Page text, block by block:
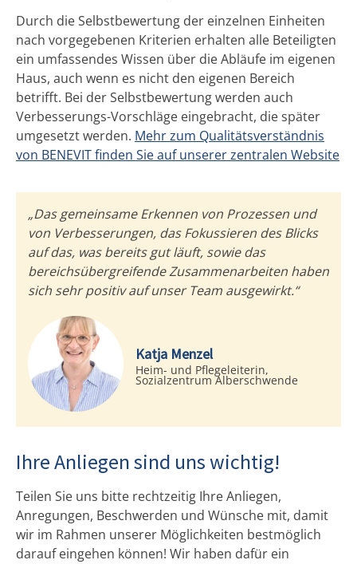
Durch die Selbstbewertung der einzelnen Einheiten
nach vorgegebenen Kriterien erhalten alle Beteiligten
ein umfassendes Wissen über die Abläufe im eigenen
Haus, auch wenn es nicht den eigenen Bereich
betrifft. Bei der Selbstbewertung werden auch
Verbesserungs-Vorschläge eingebracht, die später
umgesetzt werden. Mehr zum Qualitätsverständnis
von BENEVIT finden Sie auf unserer zentralen Website
„Das gemeinsame Erkennen von Prozessen und
von Verbesserungen, das Fokussieren des Blicks
auf das, was bereits gut läuft, sowie das
bereichsübergreifende Zusammenarbeiten haben
sich sehr positiv auf unser Team ausgewirkt.“
Katja Menzel
Heim- und Pflegeleiterin,
Sozialzentrum Alberschwende
Ihre Anliegen sind uns wichtig!
Teilen Sie uns bitte rechtzeitig Ihre Anliegen,
Anregungen, Beschwerden und Wünsche mit, damit
wir im Rahmen unserer Möglichkeiten bestmöglich
darauf eingehen können! Wir haben dafür ein